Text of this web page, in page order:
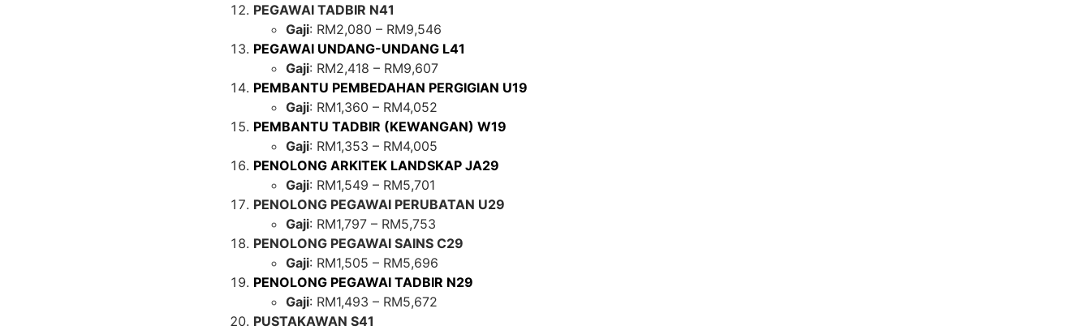
PEGAWAI TADBIR N41
Gaji: RM2,080 – RM9,546
PEGAWAI UNDANG-UNDANG L41
Gaji: RM2,418 – RM9,607
PEMBANTU PEMBEDAHAN PERGIGIAN U19
Gaji: RM1,360 – RM4,052
PEMBANTU TADBIR (KEWANGAN) W19
Gaji: RM1,353 – RM4,005
PENOLONG ARKITEK LANDSKAP JA29
Gaji: RM1,549 – RM5,701
PENOLONG PEGAWAI PERUBATAN U29
Gaji: RM1,797 – RM5,753
PENOLONG PEGAWAI SAINS C29
Gaji: RM1,505 – RM5,696
PENOLONG PEGAWAI TADBIR N29
Gaji: RM1,493 – RM5,672
PUSTAKAWAN S41